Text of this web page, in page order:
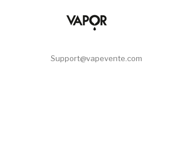
Support@vapevente.com